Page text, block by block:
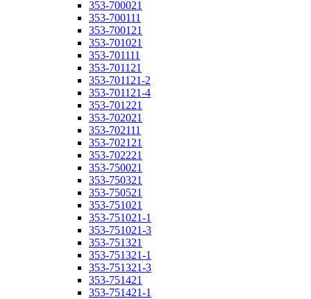
353-700021
353-700111
353-700121
353-701021
353-701111
353-701121
353-701121-2
353-701121-4
353-701221
353-702021
353-702111
353-702121
353-702221
353-750021
353-750321
353-750521
353-751021
353-751021-1
353-751021-3
353-751321
353-751321-1
353-751321-3
353-751421
353-751421-1